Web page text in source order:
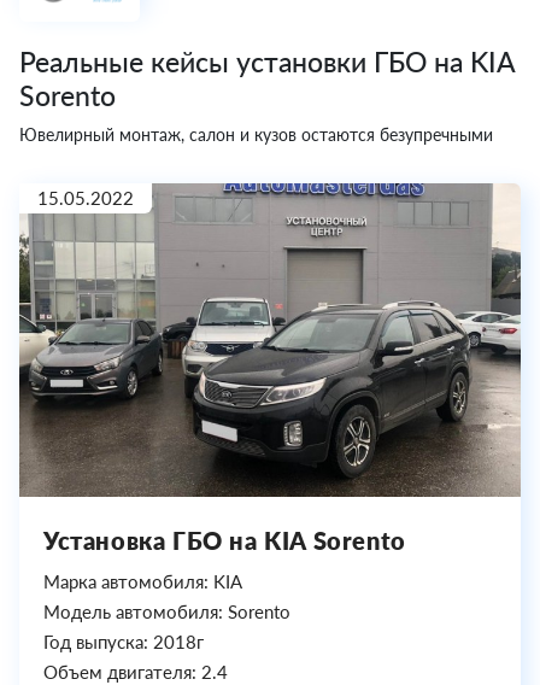
Реальные кейсы установки ГБО на KIA
Sorento
Ювелирный монтаж, салон и кузов остаются безупречными
15.05.2022
Установка ГБО на KIA Sorento
Марка автомобиля: KIA
Модель автомобиля: Sorento
Год выпуска: 2018г
Объем двигателя: 2.4